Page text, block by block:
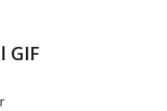
GIF